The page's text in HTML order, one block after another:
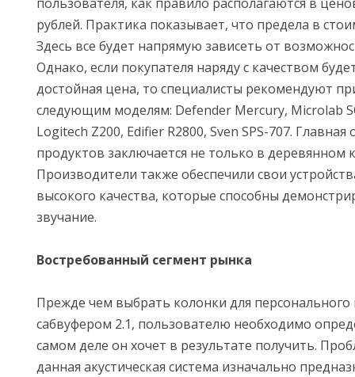
рублей. Практика показывает, что предела в
Здесь все будет напрямую зависеть от
Однако, если покупателя наряду с качеством
достойная цена, то специалисты рекомендуют
следующим моделям: Defender Mercury, Microlab
Logitech Z200, Edifier R2800, Sven SPS-707.
продуктов заключается не только в деревянном
Производители также обеспечили свои
высокого качества, которые способны
звучание.
Востребованный сегмент рынка
Прежде чем выбрать колонки для
сабвуфером 2.1, пользователю необходимо
самом деле он хочет в результате получить.
данная акустическая система изначально